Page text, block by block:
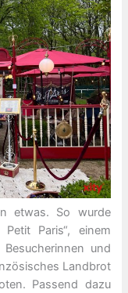
etwas. So wurde
Paris“, einem
und
Landbrot
Passend dazu